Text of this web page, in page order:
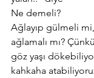
Ne demeli?
Ağlayıp gülmeli
ağlamalı mı?
göz yaşı
kahkaha